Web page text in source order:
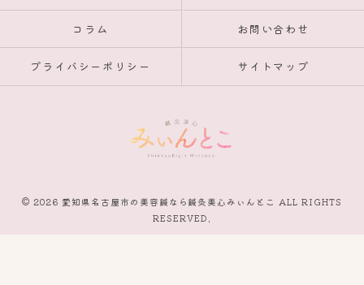
コラム お問い合わせ
プライバシーポリシー サイトマップ
© 2026 愛知県名古屋市の美容鍼なら鍼灸美心みぃんとこ ALL RIGHTS
RESERVED.